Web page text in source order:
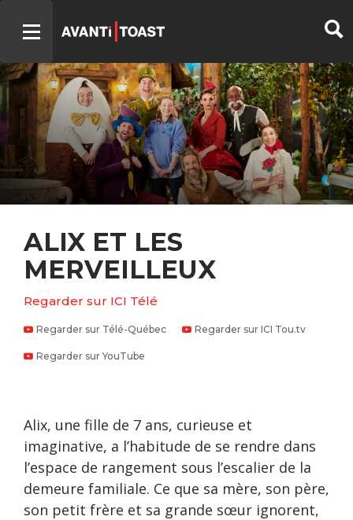
ALIX ET LES
MERVEILLEUX
Regarder sur ICI Télé
Regarder sur Télé-Québec Regarder sur ICI Tou.tv
Regarder sur YouTube
Alix, une fille de 7 ans, curieuse et
imaginative, a l’habitude de se rendre dans
l’espace de rangement sous l’escalier de la
demeure familiale. Ce que sa mère, son père,
son petit frère et sa grande sœur ignorent,